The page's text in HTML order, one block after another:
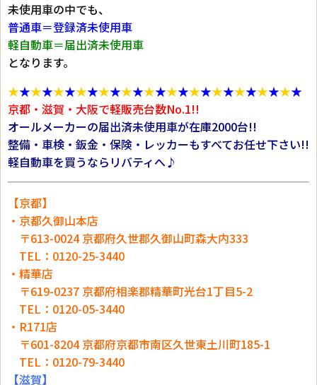
未使用車の中でも、
普通車＝登録済未使用車
軽自動車＝届出済未使用車
となります。
★★★★★★★★★★★★★★★★★★★★★★★★★★
京都・滋賀・大阪で軽販売台数No.1!!
オールメーカーの届出済未使用車が在庫2000台!!
整備・車検・鈑金・保険・レッカーもすべてお任せ下さい!!
軽自動車を買うならリバティへ♪
【京都】
・京都久御山本店
〒613-0024 京都府久世郡久御山町森大内333
TEL：0120-25-3440
・精華店
〒619-0237 京都府相楽郡精華町光台1丁目5-2
TEL：0120-05-3440
・R171店
〒601-8204 京都府京都市南区久世東土川町185-1
TEL：0120-79-3440
【滋賀】